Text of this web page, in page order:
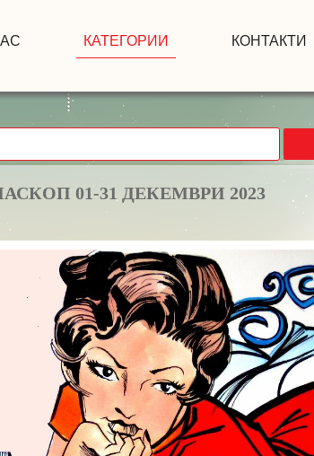
КАТЕГОРИИ КОНТАКТИ
01-31 ДЕКЕМВРИ 2023